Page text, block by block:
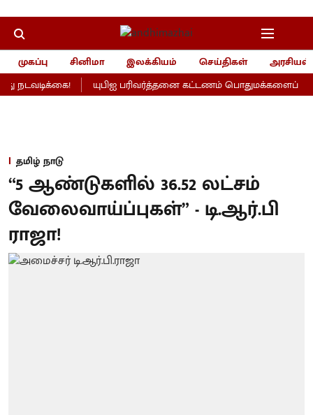
முகப்பு சினிமா இலக்கியம் செய்திகள்
அரசியல்
யுபிஐ பரிவர்த்தனை கட்டணம் பொதுமக்களைப்
தமிழ் நாடு
“5 ஆண்டுகளில் 36.52 லட்சம்
வேலைவாய்ப்புகள்” - டி.ஆர்.பி
ராஜா!